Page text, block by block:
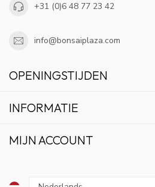
+31 (0)6 48 77 23 42
info@bonsaiplaza.com
OPENINGSTIJDEN
INFORMATIE
MIJN ACCOUNT